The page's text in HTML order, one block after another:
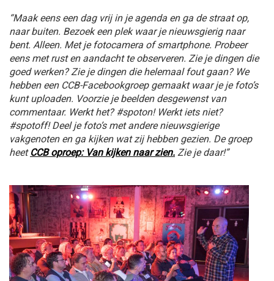
“Maak eens een dag vrij in je agenda en ga de straat op,
naar buiten. Bezoek een plek waar je nieuwsgierig naar
bent. Alleen. Met je fotocamera of smartphone. Probeer
eens met rust en aandacht te observeren. Zie je dingen die
goed werken? Zie je dingen die helemaal fout gaan? We
hebben een CCB-Facebookgroep gemaakt waar je je foto’s
kunt uploaden. Voorzie je beelden desgewenst van
commentaar. Werkt het? #spoton! Werkt iets niet?
#spotoff! Deel je foto’s met andere nieuwsgierige
vakgenoten en ga kijken wat zij hebben gezien. De groep
heet CCB oproep: Van kijken naar zien. Zie je daar!”